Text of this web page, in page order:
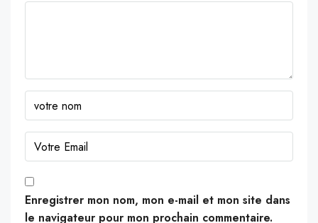
Enregistrer mon nom, mon e-mail et mon site dans
le navigateur pour mon prochain commentaire.